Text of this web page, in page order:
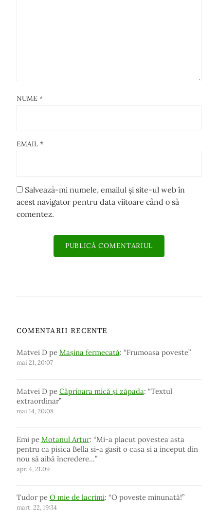
NUME *
EMAIL *
Salvează-mi numele, emailul și site-ul web în
acest navigator pentru data viitoare când o să
comentez.
COMENTARII RECENTE
Matvei Dpe Mașina fermecată: “Frumoasa poveste”
mai 21, 20:07
Matvei Dpe Căprioara mică și zăpada: “Textul
extraordinar”
mai 14, 20:08
Emipe Motanul Artur: “Mi-a placut povestea asta
pentru ca pisica Bella si-a gasit o casa si a inceput din
nou să aibă încredere…”
apr. 4, 21:09
Tudorpe O mie de lacrimi: “O poveste minunată!”
mart. 22, 19:34